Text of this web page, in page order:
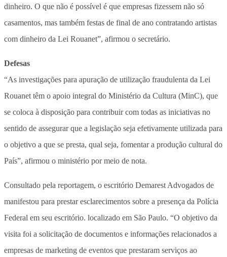
dinheiro. O que não é possível é que empresas fizessem não só
casamentos, mas também festas de final de ano contratando artistas
com dinheiro da Lei Rouanet”, afirmou o secretário.
Defesas
“As investigações para apuração de utilização fraudulenta da Lei
Rouanet têm o apoio integral do Ministério da Cultura (MinC), que
se coloca à disposição para contribuir com todas as iniciativas no
sentido de assegurar que a legislação seja efetivamente utilizada para
o objetivo a que se presta, qual seja, fomentar a produção cultural do
País”, afirmou o ministério por meio de nota.
Consultado pela reportagem, o escritório Demarest Advogados de
manifestou para prestar esclarecimentos sobre a presença da Polícia
Federal em seu escritório. localizado em São Paulo. “O objetivo da
visita foi a solicitação de documentos e informações relacionados a
empresas de marketing de eventos que prestaram serviços ao